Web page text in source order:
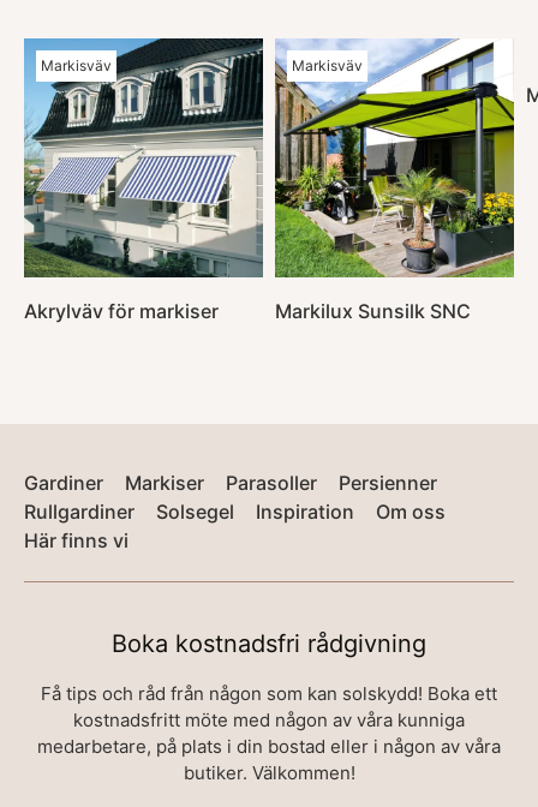
Markisväv
Akrylväv för markiser
Markisväv
Markilux Sunsilk SNC
Boka kostnadsfri rådgivning
Få tips och råd från någon som kan solskydd! Boka ett
kostnadsfritt möte med någon av våra kunniga
medarbetare, på plats i din bostad eller i någon av våra
butiker. Välkommen!
Gardiner Markiser Parasoller
Persienner
Rullgardiner
Solsegel Inspiration
Om oss
Här finns vi